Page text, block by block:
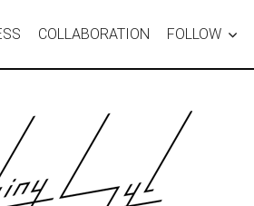
COLLABORATION FOLLOW